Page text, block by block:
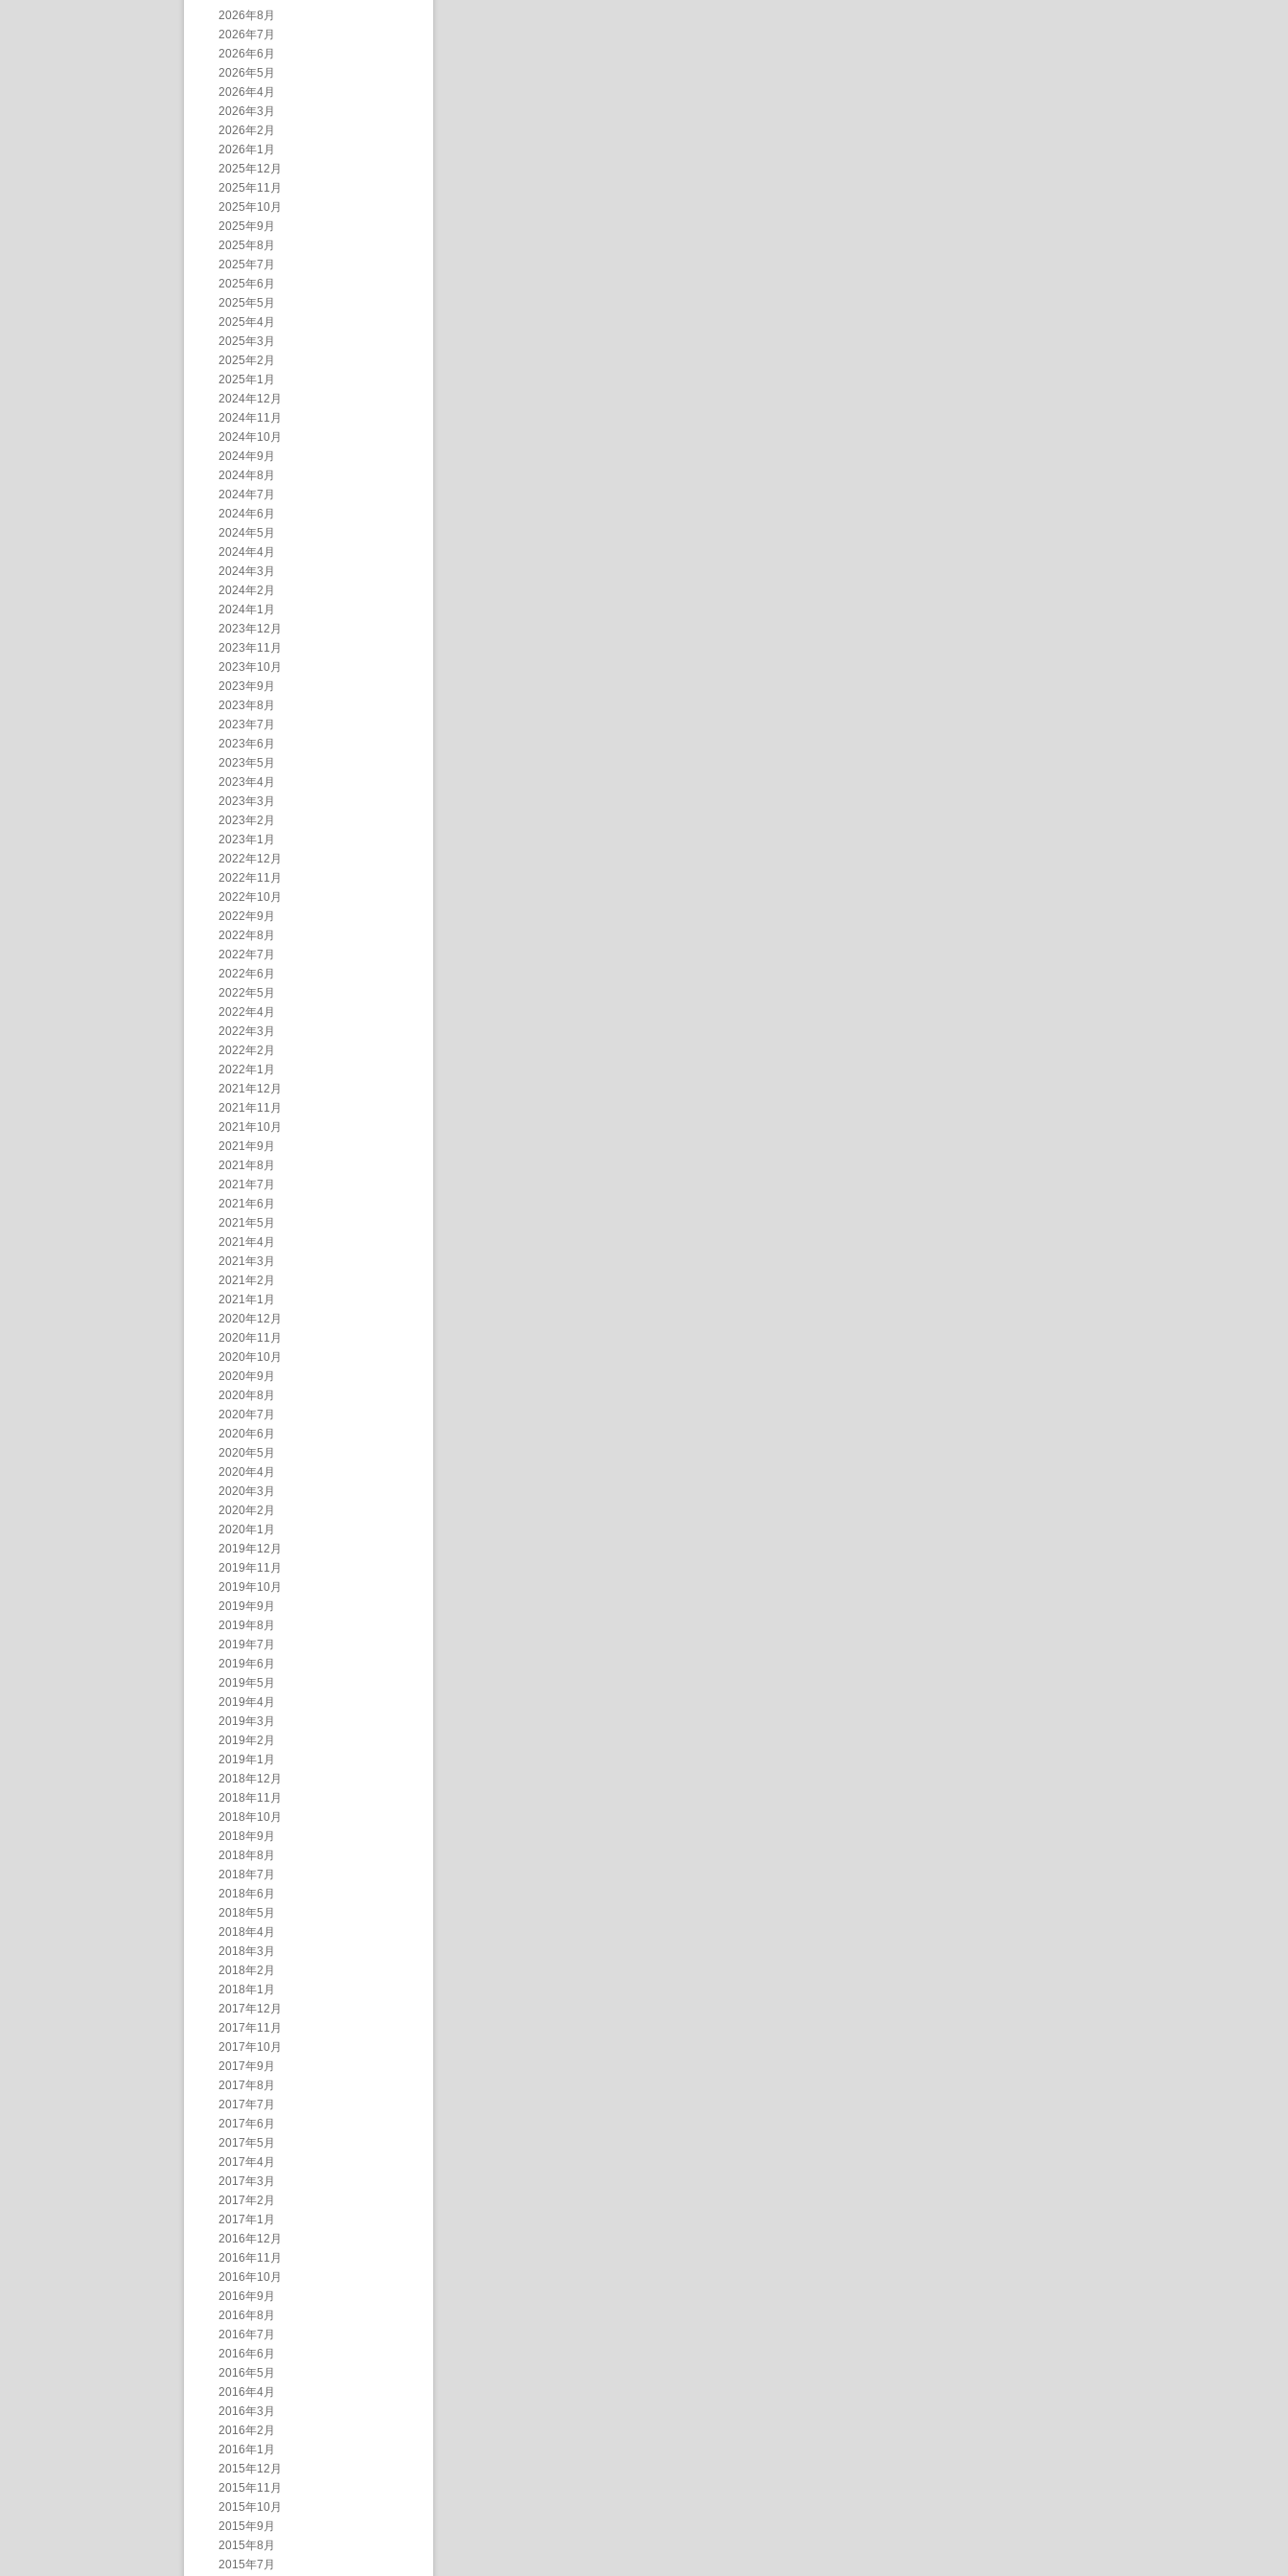
2026年8月
2026年7月
2026年6月
2026年5月
2026年4月
2026年3月
2026年2月
2026年1月
2025年12月
2025年11月
2025年10月
2025年9月
2025年8月
2025年7月
2025年6月
2025年5月
2025年4月
2025年3月
2025年2月
2025年1月
2024年12月
2024年11月
2024年10月
2024年9月
2024年8月
2024年7月
2024年6月
2024年5月
2024年4月
2024年3月
2024年2月
2024年1月
2023年12月
2023年11月
2023年10月
2023年9月
2023年8月
2023年7月
2023年6月
2023年5月
2023年4月
2023年3月
2023年2月
2023年1月
2022年12月
2022年11月
2022年10月
2022年9月
2022年8月
2022年7月
2022年6月
2022年5月
2022年4月
2022年3月
2022年2月
2022年1月
2021年12月
2021年11月
2021年10月
2021年9月
2021年8月
2021年7月
2021年6月
2021年5月
2021年4月
2021年3月
2021年2月
2021年1月
2020年12月
2020年11月
2020年10月
2020年9月
2020年8月
2020年7月
2020年6月
2020年5月
2020年4月
2020年3月
2020年2月
2020年1月
2019年12月
2019年11月
2019年10月
2019年9月
2019年8月
2019年7月
2019年6月
2019年5月
2019年4月
2019年3月
2019年2月
2019年1月
2018年12月
2018年11月
2018年10月
2018年9月
2018年8月
2018年7月
2018年6月
2018年5月
2018年4月
2018年3月
2018年2月
2018年1月
2017年12月
2017年11月
2017年10月
2017年9月
2017年8月
2017年7月
2017年6月
2017年5月
2017年4月
2017年3月
2017年2月
2017年1月
2016年12月
2016年11月
2016年10月
2016年9月
2016年8月
2016年7月
2016年6月
2016年5月
2016年4月
2016年3月
2016年2月
2016年1月
2015年12月
2015年11月
2015年10月
2015年9月
2015年8月
2015年7月